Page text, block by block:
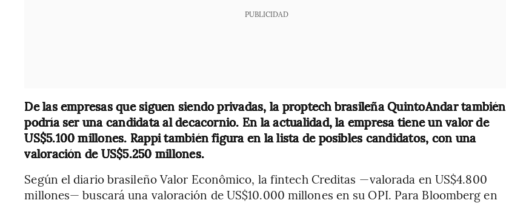
PUBLICIDAD
De las empresas que siguen siendo privadas, la proptech brasileña QuintoAndar también
podría ser una candidata al decacornio. En la actualidad, la empresa tiene un valor de
US$5.100 millones. Rappi también figura en la lista de posibles candidatos, con una
valoración de US$5.250 millones.
Según el diario brasileño Valor Econômico, la fintech Creditas —valorada en US$4.800
millones— buscará una valoración de US$10.000 millones en su OPI. Para Bloomberg en